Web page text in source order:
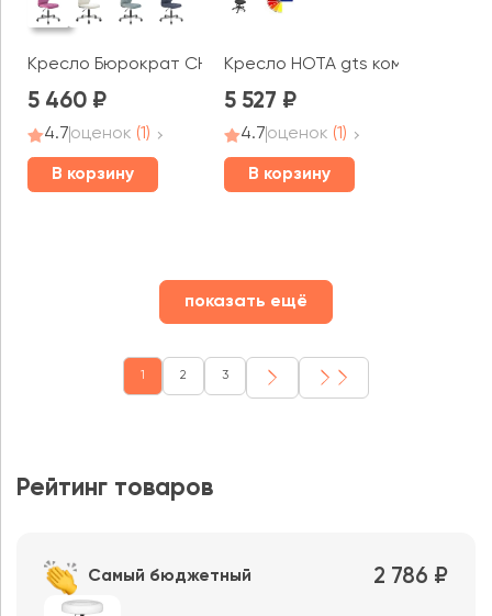
Кресло Бюрократ CH-330M ткань
5 460
4.7оценок (1)
В корзину
Кресло НОТА gts комфорт (без
5 527
4.7оценок (1)
В корзину
показать ещё
1 2 3
Рейтинг товаров
Самый бюджетный 2 786 ₽